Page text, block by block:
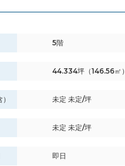
5階
44.334坪（146.56㎡）
未定 未定/坪
未定 未定/坪
即日